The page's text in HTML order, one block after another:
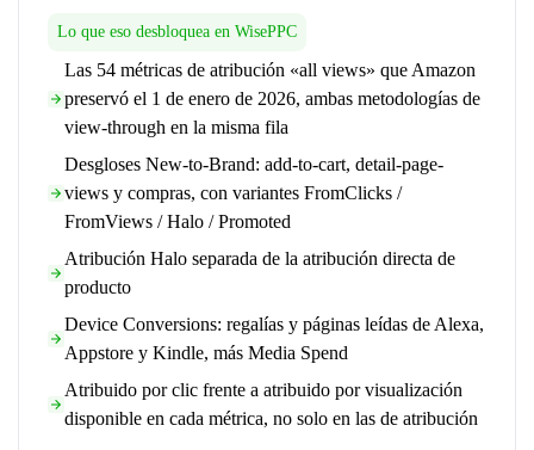
Lo que eso desbloquea en WisePPC
Las 54 métricas de atribución «all views» que Amazon
preservó el 1 de enero de 2026, ambas metodologías de
view-through en la misma fila
Desgloses New-to-Brand: add-to-cart, detail-page-
views y compras, con variantes FromClicks /
FromViews / Halo / Promoted
Atribución Halo separada de la atribución directa de
producto
Device Conversions: regalías y páginas leídas de Alexa,
Appstore y Kindle, más Media Spend
Atribuido por clic frente a atribuido por visualización
disponible en cada métrica, no solo en las de atribución